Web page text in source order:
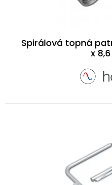
Spirálová topná
x